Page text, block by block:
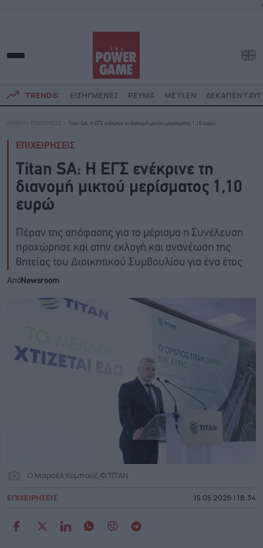
TRENDS: ΕΙΣΗΓΜΕΝΕΣ ΡΕΥΜΑ METLEN
ΑΡΧΙΚΗ » ΕΠΙΧΕΙΡΗΣΕΙΣ » Titan SA: Η ΕΓΣ ενέκρινε τη διανομή μικτού μερίσματος 1,10 ευρώ
ΕΠΙΧΕΙΡΗΣΕΙΣ
Titan SA: Η ΕΓΣ ενέκρινε τη
διανομή μικτού μερίσματος 1,10
ευρώ
Πέραν της απόφασης για το μέρισμα η Συνέλευση
προχώρησε και στην εκλογή και ανανέωση της
θητείας του Διοικητικού Συμβουλίου για ένα έτος
ΑπόNewsroom
O Μαρσέλ Κομπούζ © ΤΙΤΑΝ
ΕΠΙΧΕΙΡΗΣΕΙΣ 15.05.2026 | 18:34